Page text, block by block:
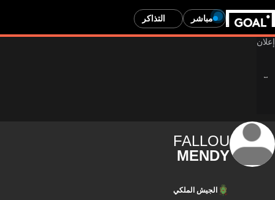
مباشر التذاكر
FALLOU
MENDY
الجيش الملكي